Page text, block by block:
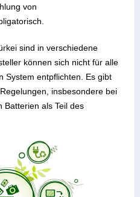
von
sind in verschiedene
können sich nicht für alle
System entpflichten. Es gibt
insbesondere bei
Batterien als Teil des